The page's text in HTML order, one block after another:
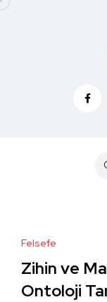
Felsefe
Zihin ve
Ontoloji